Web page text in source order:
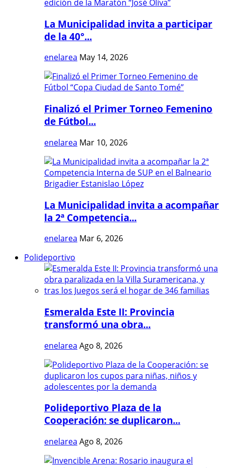
La Municipalidad invita a participar
de la 40°...
enelarea May 14, 2026
Finalizó el Primer Torneo Femenino
de Fútbol...
enelarea Mar 10, 2026
La Municipalidad invita a acompañar
la 2ª Competencia...
enelarea Mar 6, 2026
Polideportivo
Esmeralda Este II: Provincia
transformó una obra...
enelarea Ago 8, 2026
Polideportivo Plaza de la
Cooperación: se duplicaron...
enelarea Ago 8, 2026